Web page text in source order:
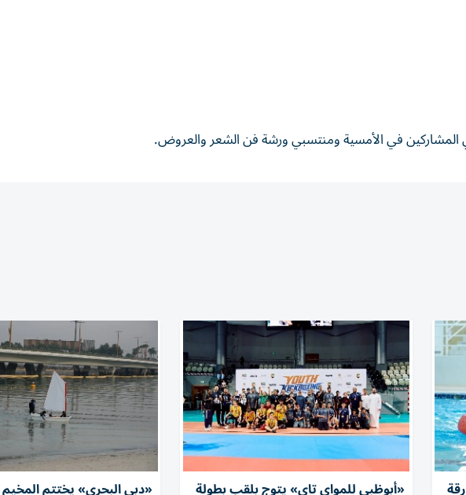
المشاركين في الأمسية ومنتسبي ورشة فن الشعر والعروض.
«أبوظبي للمواي تاي» يتوج بلقب بطولة «دبي البحري» يختتم